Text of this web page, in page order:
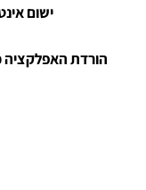
ישום
הורדת האפלקציה